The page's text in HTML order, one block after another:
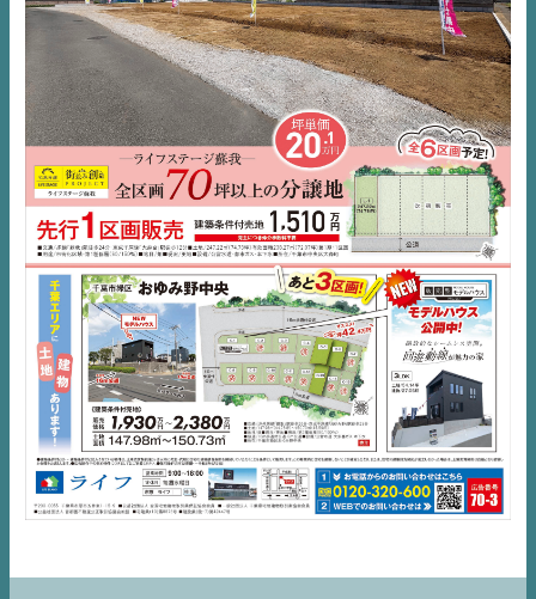
市原エリア
千葉エリア
内房エリア
デジタルサイネージ
不動産一括査定
コラム